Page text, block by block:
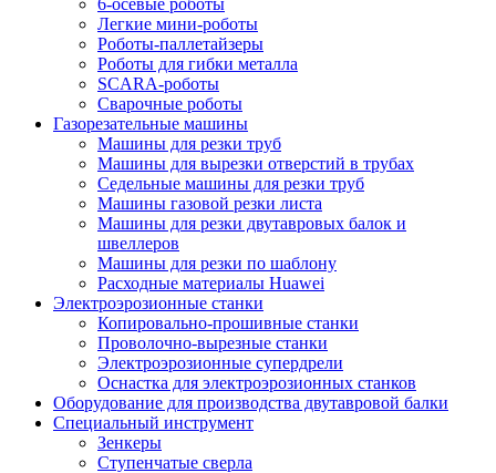
Легкие мини-роботы
Роботы-паллетайзеры
Роботы для гибки металла
SCARA-роботы
Сварочные роботы
Газорезательные машины
Машины для резки труб
Машины для вырезки отверстий в трубах
Седельные машины для резки труб
Машины газовой резки листа
Машины для резки двутавровых балок и
швеллеров
Машины для резки по шаблону
Расходные материалы Huawei
Электроэрозионные станки
Копировально-прошивные станки
Проволочно-вырезные станки
Электроэрозионные супердрели
Оснастка для электроэрозионных станков
Оборудование для производства двутавровой балки
Специальный инструмент
Зенкеры
Ступенчатые сверла